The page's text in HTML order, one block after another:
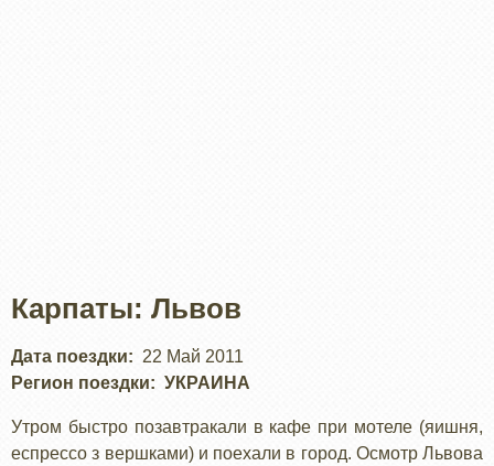
Карпаты: Львов
Дата поездки
22 Май 2011
Регион поездки
УКРАИНА
Утром быстро позавтракали в кафе при мотеле (яишня,
еспрессо з вершками) и поехали в город. Осмотр Львова